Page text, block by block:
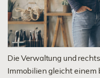
Die Verwaltung und
Immobilien gleicht einem